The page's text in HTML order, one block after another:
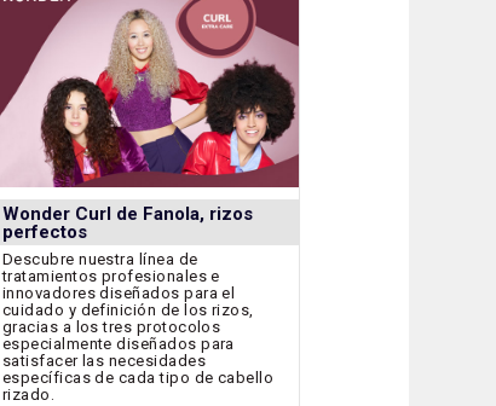
Wonder Curl de Fanola, rizos
perfectos
Descubre nuestra línea de
tratamientos profesionales e
innovadores diseñados para el
cuidado y definición de los rizos,
gracias a los tres protocolos
especialmente diseñados para
satisfacer las necesidades
específicas de cada tipo de cabello
rizado.